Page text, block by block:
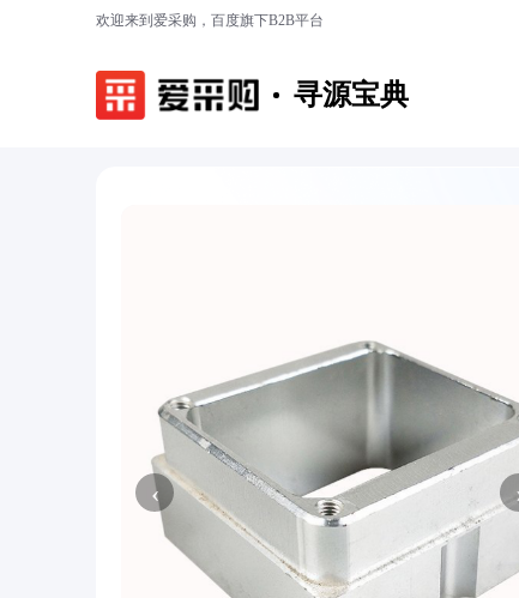
欢迎来到爱采购，百度旗下B2B平台
寻源宝典
‹